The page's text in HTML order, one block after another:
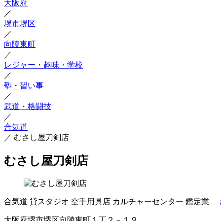
大阪府
／
堺市堺区
／
向陵東町
／
レジャー・趣味・学校
／
塾・習い事
／
武道・格闘技
／
合気道
／ むさし屋刀剣店
むさし屋刀剣店
合気道 貸スタジオ 空手用具店 カルチャーセンター 鑑定業